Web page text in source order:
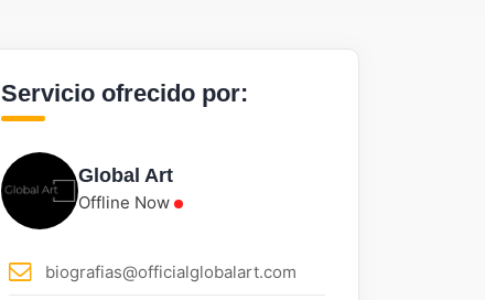
Servicio ofrecido por:
Global Art
Offline Now
biografias@officialglobalart.com